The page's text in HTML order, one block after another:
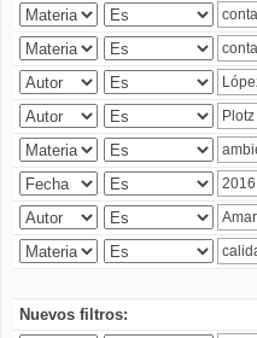
Nuevos filtros: